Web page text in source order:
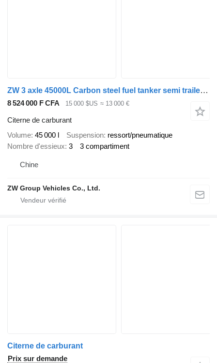
ZW 3 axle 45000L Carbon steel fuel tanker semi trailer for Saudi
8 524 000 F CFA 15 000 $US ≈ 13 000 €
Citerne de carburant
Volume 45 000 l Suspension ressort/pneumatique
Nombre d'essieux 3 3 compartiment
Chine
ZW Group Vehicles Co., Ltd.
Citerne de carburant
Prix sur demande